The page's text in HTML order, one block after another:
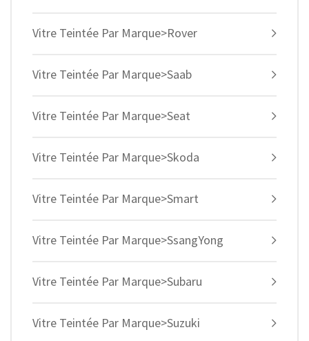
Vitre Teintée Par Marque>Rover
Vitre Teintée Par Marque>Saab
Vitre Teintée Par Marque>Seat
Vitre Teintée Par Marque>Skoda
Vitre Teintée Par Marque>Smart
Vitre Teintée Par Marque>SsangYong
Vitre Teintée Par Marque>Subaru
Vitre Teintée Par Marque>Suzuki